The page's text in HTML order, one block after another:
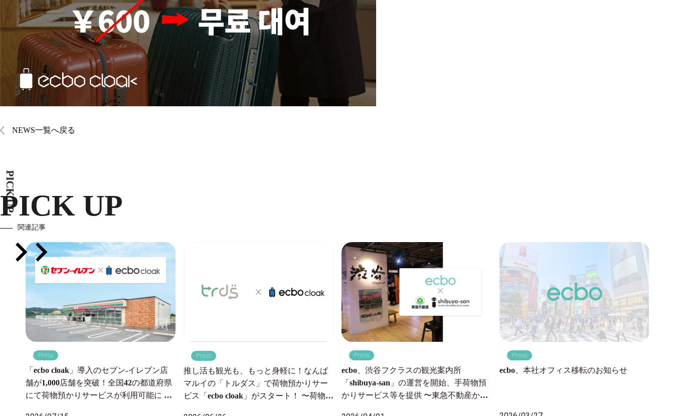
PICK UP
NEWS一覧へ戻る
PICK UP
関連記事
Press
「ecbo cloak」導入のセブン‐イレブン店
舗が1,000店舗を突破！全国42の都道府県
にて荷物預かりサービスが利用可能に 〜
Press
推し活も観光も、もっと身軽に！なんば
マルイの「トルダス」で荷物預かりサー
ビス「ecbo cloak」がスタート！ 〜荷物の
Press
ecbo、渋谷フクラスの観光案内所
「shibuya-san」の運営を開始、手荷物預
かりサービス等を提供 〜東急不動産から
Press
ecbo、本社オフィス移転のお知らせ